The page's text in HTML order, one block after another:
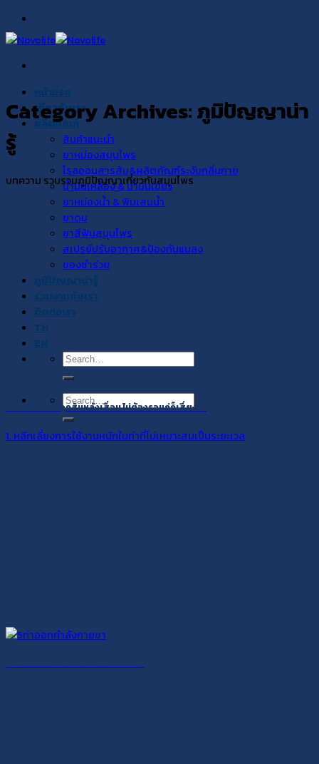
Skip
to
content
หน้าแรก
เกี่ยวกับเรา
ผลิตภัณฑ์
สินค้าแนะนำ
ยาหม่องสมุนไพร
โรลออนสารส้ม&ผลิตภัณฑ์ระงับกลิ่นกาย
น้ำมันเหลือง & น้ำมันเขียว
ยาหม่องน้ำ & พิมเสนน้ำ
ยาดม
ยาสีฟันสมุนไพร
สเปรย์ปรับอากาศ&ป้องกันแมลง
ของชำร่วย
ภูมิปัญญาน่ารู้
ร่วมงานกับเรา
ติดต่อเรา
TH
EN
Search
for:
Search
for:
Category Archives:ภูมิปัญญาน่า
รู้
บทความ รวบรวมภูมิปัญญาเกี่ยวกับสมุนไพร
วิธีป้องกันกระดูกสันหลังเสื่อม ไม่ต้องรอแก่ก็เสี่ยงได้
1. หลีกเลี่ยงการใช้งานหนักในท่าที่ไม่เหมาะสมเป็นระยะเวล